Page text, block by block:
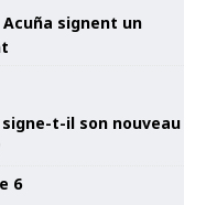
Acuña signent un
signe-t-il son nouveau